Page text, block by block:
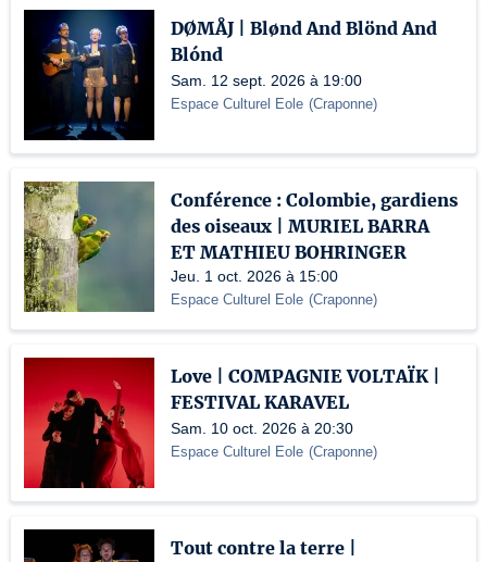
DØMÅJ | Blønd And Blönd And
Blónd
Sam. 12 sept. 2026 à 19:00
Espace Culturel Eole (Craponne)
Conférence : Colombie, gardiens
des oiseaux | MURIEL BARRA
ET MATHIEU BOHRINGER
Jeu. 1 oct. 2026 à 15:00
Espace Culturel Eole (Craponne)
Love | COMPAGNIE VOLTAÏK |
FESTIVAL KARAVEL
Sam. 10 oct. 2026 à 20:30
Espace Culturel Eole (Craponne)
Tout contre la terre |